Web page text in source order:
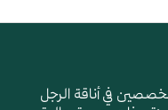
في أناقة الرجل